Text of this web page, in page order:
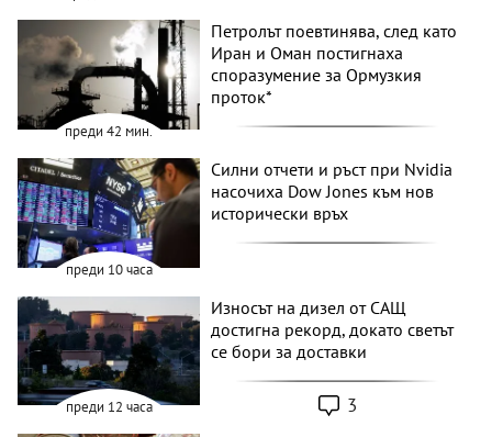
преди 42 мин.
Петролът поевтинява, след като
Иран и Оман постигнаха
споразумение за Ормузкия
проток*
преди 10 часа
Силни отчети и ръст при Nvidia
насочиха Dow Jones към нов
исторически връх
преди 12 часа
Износът на дизел от САЩ
достигна рекорд, докато светът
се бори за доставки
3